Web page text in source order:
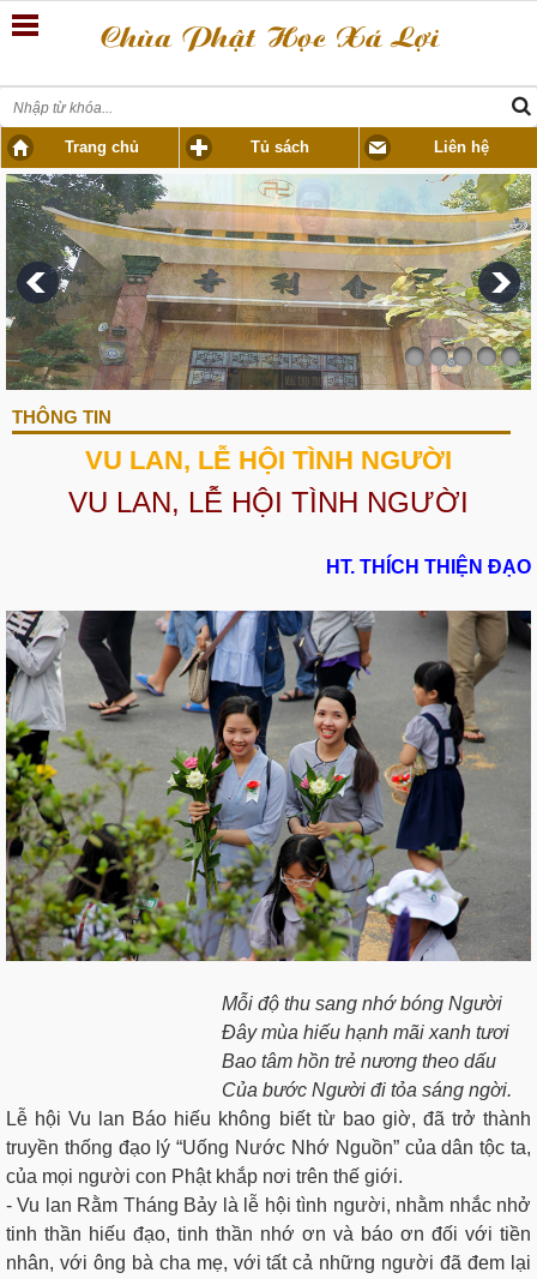
Trang chủ Tủ sách Liên hệ
THÔNG TIN
VU LAN, LỄ HỘI TÌNH NGƯỜI
VU LAN, LỄ HỘI TÌNH NGƯỜI
HT. THÍCH THIỆN ĐẠO
Mỗi độ thu sang nhớ bóng Người
Đây mùa hiếu hạnh mãi xanh tươi
Bao tâm hồn trẻ nương theo dấu
Của bước Người đi tỏa sáng ngời.
Lễ hội Vu lan Báo hiếu không biết từ bao giờ, đã trở thành
truyền thống đạo lý “Uống Nước Nhớ Nguồn” của dân tộc ta,
của mọi người con Phật khắp nơi trên thế giới.
- Vu lan Rằm Tháng Bảy là lễ hội tình người, nhằm nhắc nhở
tinh thần hiếu đạo, tinh thần nhớ ơn và báo ơn đối với tiền
nhân, với ông bà cha mẹ, với tất cả những người đã đem lại